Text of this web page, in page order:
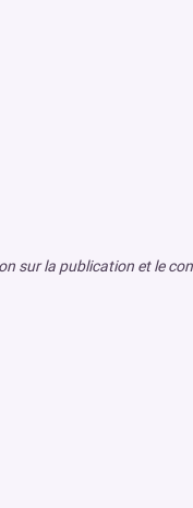
sur la publication et le